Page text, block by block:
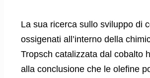
La sua ricerca sullo sviluppo di
ossigenati all’interno della
Tropsch catalizzata dal cobalto
alla conclusione che le olefine